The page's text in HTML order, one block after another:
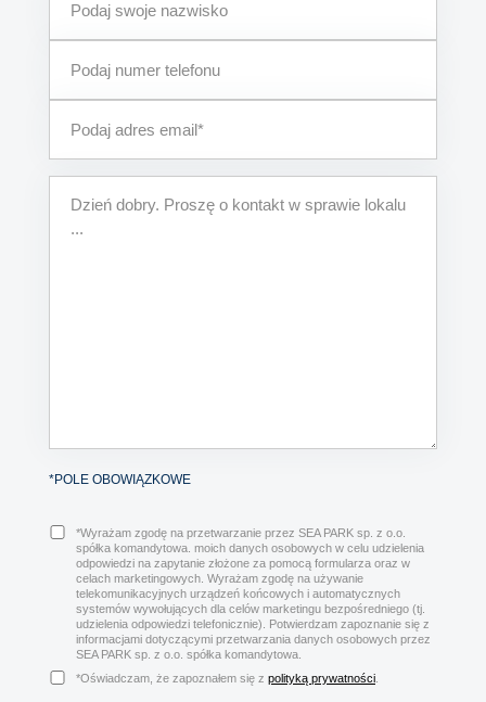
*POLE OBOWIĄZKOWE
*Wyrażam zgodę na przetwarzanie przez SEA PARK sp. z o.o.
spółka komandytowa. moich danych osobowych w celu udzielenia
odpowiedzi na zapytanie złożone za pomocą formularza oraz w
celach marketingowych. Wyrażam zgodę na używanie
telekomunikacyjnych urządzeń końcowych i automatycznych
systemów wywołujących dla celów marketingu bezpośredniego (tj.
udzielenia odpowiedzi telefonicznie). Potwierdzam zapoznanie się z
informacjami dotyczącymi przetwarzania danych osobowych przez
SEA PARK sp. z o.o. spółka komandytowa.
*Oświadczam, że zapoznałem się z polityką prywatności